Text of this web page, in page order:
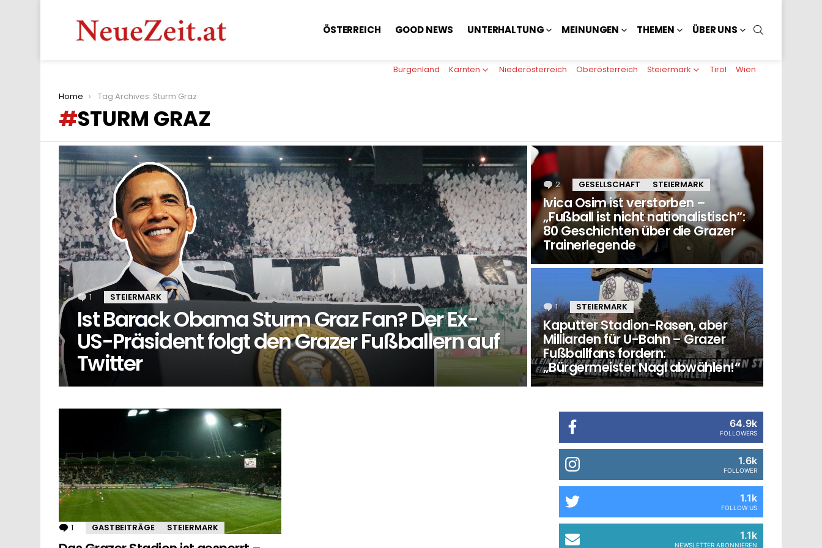
ÖSTERREICH GOOD NEWS UNTERHALTUNG MEINUNGEN THEMEN ÜBER UNS
Burgenland Kärnten Niederösterreich Oberösterreich Steiermark Tirol Wien
You are here:
Home Tag Archives: Sturm Graz
STURM GRAZ
LATEST
STORIES
1 Kommentar
STEIERMARK
Ist Barack Obama Sturm Graz Fan? Der Ex-
US-Präsident folgt den Grazer Fußballern auf
Twitter
2 Kommentare
GESELLSCHAFT STEIERMARK
Ivica Osim ist verstorben –
„Fußball ist nicht nationalistisch“:
80 Geschichten über die Grazer
Trainerlegende
1 Kommentar
STEIERMARK
Kaputter Stadion-Rasen, aber
Milliarden für U-Bahn – Grazer
Fußballfans fordern:
„Bürgermeister Nagl abwählen!“
1 Kommentar
GASTBEITRÄGE STEIERMARK
64.9k
FOLLOWERS
1.6k
FOLLOWER
1.1k
FOLLOW US
1.1k
NEWSLETTER ABONNIEREN